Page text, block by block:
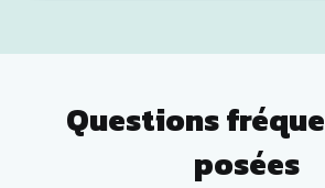
Questions
posées